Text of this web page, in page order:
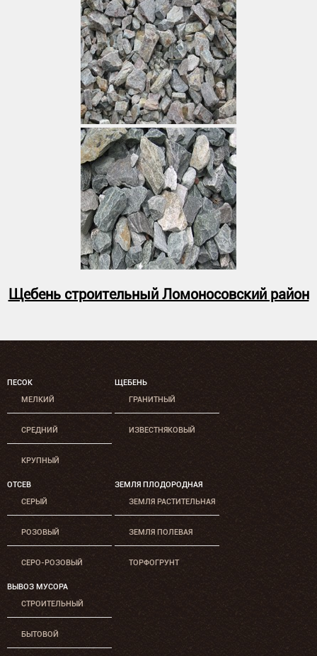
Щебень строительный Ломоносовский район
ПЕСОК
МЕЛКИЙ
СРЕДНИЙ
КРУПНЫЙ
ЩЕБЕНЬ
ГРАНИТНЫЙ
ИЗВЕСТНЯКОВЫЙ
ОТСЕВ
СЕРЫЙ
РОЗОВЫЙ
СЕРО-РОЗОВЫЙ
ЗЕМЛЯ ПЛОДОРОДНАЯ
ЗЕМЛЯ РАСТИТЕЛЬНАЯ
ЗЕМЛЯ ПОЛЕВАЯ
ТОРФОГРУНТ
ВЫВОЗ МУСОРА
СТРОИТЕЛЬНЫЙ
БЫТОВОЙ